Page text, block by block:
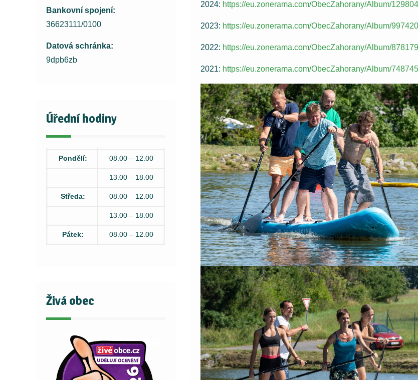
2024: https://eu.zonerama.com/ObecZahorany/Album/
2023: https://eu.zonerama.com/ObecZahorany/Album/
2022: https://eu.zonerama.com/ObecZahorany/Album/
2021: https://eu.zonerama.com/ObecZahorany/Album/
Bankovní spojení:
36623111/0100
Datová schránka:
9dpb6zb
Úřední hodiny
Pondělí: 08.00 – 12.00
13.00 – 18.00
Středa: 08.00 – 12.00
13.00 – 18.00
Pátek: 08.00 – 12.00
Živá obec